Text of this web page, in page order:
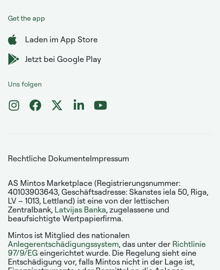
Get the app
Laden im App Store
Jetzt bei Google Play
Uns folgen
Rechtliche DokumenteImpressum
AS Mintos Marketplace (Registrierungsnummer:
40103903643, Geschäftsadresse: Skanstes iela 50, Riga,
LV – 1013, Lettland) ist eine von der lettischen
Zentralbank, Latvijas Banka, zugelassene und
beaufsichtigte Wertpapierfirma.
Mintos ist Mitglied des nationalen
Anlegerentschädigungssystem, das unter der Richtlinie
97/9/EG eingerichtet wurde. Die Regelung sieht eine
Entschädigung vor, falls Mintos nicht in der Lage ist,